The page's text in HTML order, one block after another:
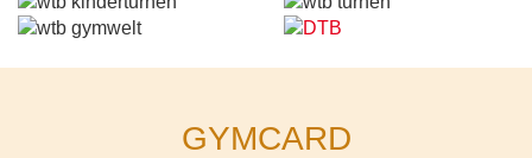
GYMCARD